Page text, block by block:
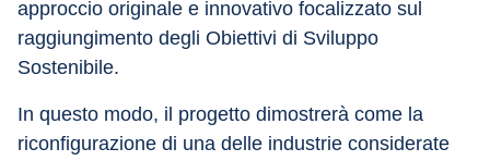
approccio originale e innovativo focalizzato sul
raggiungimento degli Obiettivi di Sviluppo
Sostenibile.
In questo modo, il progetto dimostrerà come la
riconfigurazione di una delle industrie considerate